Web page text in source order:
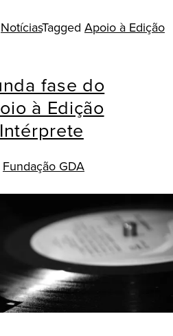
NotíciasTagged Apoio à Edição
fase do
à Edição
Fundação GDA